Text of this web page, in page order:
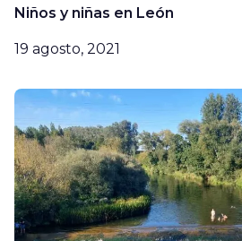
Niños y niñas en León
19 agosto, 2021